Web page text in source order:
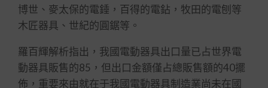
博世、麥太保的電錘，百得的電鉆，牧田的電刨等
木匠器具、世紀的圓鋸等。
羅百輝解析指出，我國電動器具出口量已占世界電
動器具販售的85，但出口金額僅占總販售額的40擺
佈，重要來由就在于我國電動器具制造業尚未在國